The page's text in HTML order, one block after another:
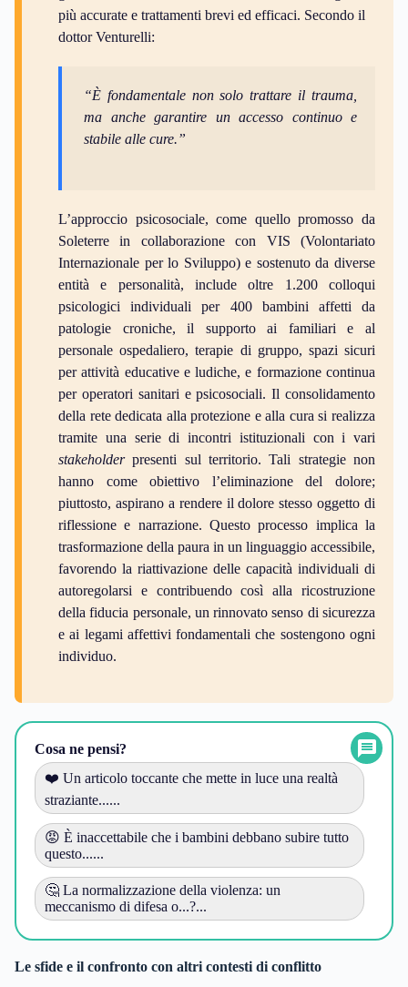
più accurate e trattamenti brevi ed efficaci. Secondo il
dottor Venturelli:
“È fondamentale non solo trattare il trauma,
ma anche garantire un accesso continuo e
stabile alle cure.”
L’approccio psicosociale, come quello promosso da
Soleterre in collaborazione con VIS (Volontariato
Internazionale per lo Sviluppo) e sostenuto da diverse
entità e personalità, include oltre 1.200 colloqui
psicologici individuali per 400 bambini affetti da
patologie croniche, il supporto ai familiari e al
personale ospedaliero, terapie di gruppo, spazi sicuri
per attività educative e ludiche, e formazione continua
per operatori sanitari e psicosociali. Il consolidamento
della rete dedicata alla protezione e alla cura si realizza
tramite una serie di incontri istituzionali con i vari
stakeholderpresenti sul territorio. Tali strategie non
hanno come obiettivo l’eliminazione del dolore;
piuttosto, aspirano a rendere il dolore stesso oggetto di
riflessione e narrazione. Questo processo implica la
trasformazione della paura in un linguaggio accessibile,
favorendo la riattivazione delle capacità individuali di
autoregolarsi e contribuendo così alla ricostruzione
della fiducia personale, un rinnovato senso di sicurezza
e ai legami affettivi fondamentali che sostengono ogni
individuo.
Cosa ne pensi?
❤️ Un articolo toccante che mette in luce una realtà
straziante......
😡 È inaccettabile che i bambini debbano subire tutto
questo......
🤔 La normalizzazione della violenza: un
meccanismo di difesa o...?...
Le sfide e il confronto con altri contesti di conflitto